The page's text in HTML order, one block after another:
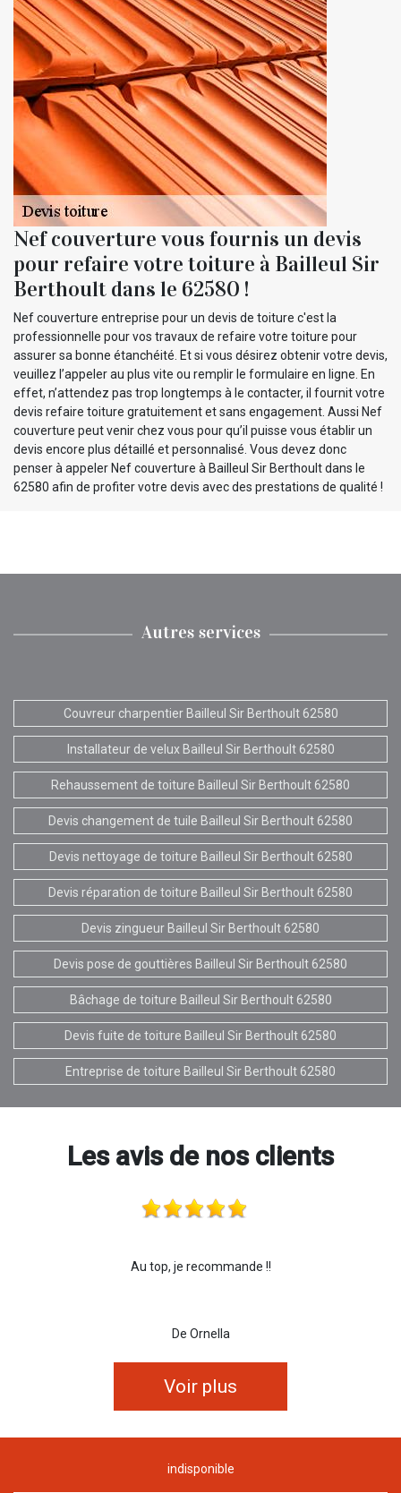
Nef couverture vous fournis un devis
pour refaire votre toiture à Bailleul Sir
Berthoult dans le 62580 !
Nef couverture entreprise pour un devis de toiture c'est la
professionnelle pour vos travaux de refaire votre toiture pour
assurer sa bonne étanchéité. Et si vous désirez obtenir votre devis,
veuillez l’appeler au plus vite ou remplir le formulaire en ligne. En
effet, n’attendez pas trop longtemps à le contacter, il fournit votre
devis refaire toiture gratuitement et sans engagement. Aussi Nef
couverture peut venir chez vous pour qu’il puisse vous établir un
devis encore plus détaillé et personnalisé. Vous devez donc
penser à appeler Nef couverture à Bailleul Sir Berthoult dans le
62580 afin de profiter votre devis avec des prestations de qualité !
Autres services
Couvreur charpentier Bailleul Sir Berthoult 62580
Installateur de velux Bailleul Sir Berthoult 62580
Rehaussement de toiture Bailleul Sir Berthoult 62580
Devis changement de tuile Bailleul Sir Berthoult 62580
Devis nettoyage de toiture Bailleul Sir Berthoult 62580
Devis réparation de toiture Bailleul Sir Berthoult 62580
Devis zingueur Bailleul Sir Berthoult 62580
Devis pose de gouttières Bailleul Sir Berthoult 62580
Bâchage de toiture Bailleul Sir Berthoult 62580
Devis fuite de toiture Bailleul Sir Berthoult 62580
Entreprise de toiture Bailleul Sir Berthoult 62580
Les avis de nos clients
Au top, je recommande !!
De Ornella
Voir plus
indisponible